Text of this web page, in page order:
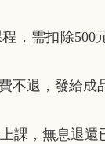
，需扣除500
不退，發給成
課，無息退還